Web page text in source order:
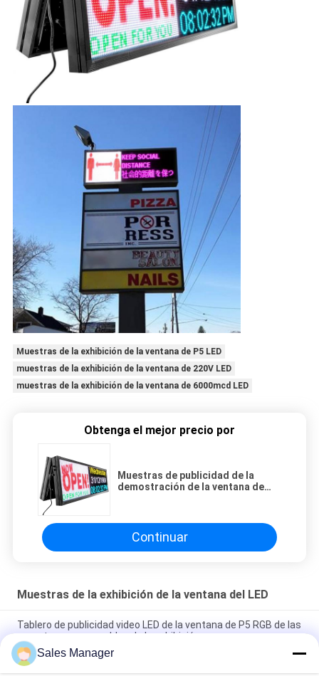
Muestras de la exhibición de la ventana de P5 LED
muestras de la exhibición de la ventana de 220V LED
muestras de la exhibición de la ventana de 6000mcd LED
Obtenga el mejor precio por
Muestras de publicidad de la
demostración de la ventana de
Continuar
Muestras de la exhibición de la ventana del LED
Tablero de publicidad video LED de la ventana de P5 RGB de las
muestras programables de la exhibición
Pantalla de vídeo al aire libre LED del panel bilateral a todo
Sales Manager